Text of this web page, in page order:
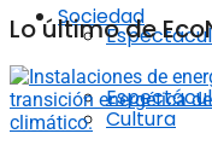
Cultura
Sociedad
Lo último de